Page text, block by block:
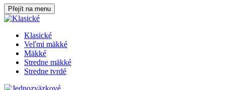
Přejít na menu
Klasické
Veľmi mäkké
Mäkké
Stredne mäkké
Stredne tvrdé